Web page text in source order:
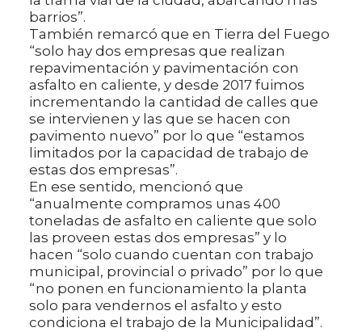
barrios”.
También remarcó que en Tierra del Fuego
“solo hay dos empresas que realizan
repavimentación y pavimentación con
asfalto en caliente, y desde 2017 fuimos
incrementando la cantidad de calles que
se intervienen y las que se hacen con
pavimento nuevo” por lo que “estamos
limitados por la capacidad de trabajo de
estas dos empresas”.
En ese sentido, mencionó que
“anualmente compramos unas 400
toneladas de asfalto en caliente que solo
las proveen estas dos empresas” y lo
hacen “solo cuando cuentan con trabajo
municipal, provincial o privado” por lo que
“no ponen en funcionamiento la planta
solo para vendernos el asfalto y esto
condiciona el trabajo de la Municipalidad”.